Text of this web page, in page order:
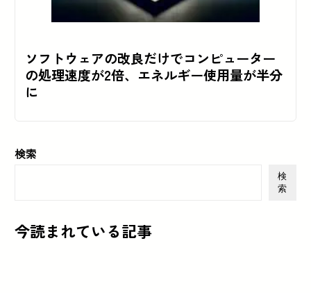
ソフトウェアの改良だけでコンピューター
の処理速度が2倍、エネルギー使用量が半分
に
検索
検
索
今読まれている記事